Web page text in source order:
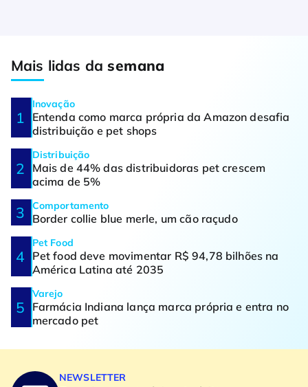
Mais lidas dasemana
Inovação
Entenda como marca própria da Amazon desafia
distribuição e pet shops
Distribuição
Mais de 44% das distribuidoras pet crescem
acima de 5%
Comportamento
Border collie blue merle, um cão raçudo
Pet Food
Pet food deve movimentar R$ 94,78 bilhões na
América Latina até 2035
Varejo
Farmácia Indiana lança marca própria e entra no
mercado pet
NEWSLETTER